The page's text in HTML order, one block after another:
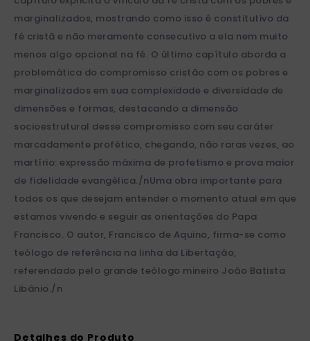
marginalizados, mostrando como isso é constitutivo da
fé cristã e não meramente consecutivo a ela nem muito
menos algo opcional na fé. O último capítulo aborda a
problemática do compromisso cristão com os pobres e
marginalizados em sua complexidade e diversidade de
dimensões e formas, destacando a dimensão
socioestrutural desse compromisso com seu caráter
marcadamente profético, chegando, não raras vezes, ao
martírio: expressão máxima de profetismo e prova maior
de fidelidade evangélica./nUma obra importante para
todos os que desejam entender o momento atual em que
estamos vivendo e seguir as orientações do Papa
Francisco. O autor, Francisco de Aquino, firma-se como
teólogo de referência na linha da Libertação,
referendado pelo grande teólogo mineiro João Batista
Libânio./n
Detalhes do Produto